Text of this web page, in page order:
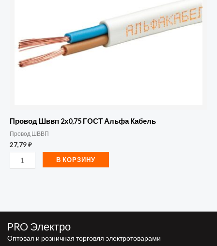
Провод Шввп 2х0,75 ГОСТ Альфа Кабель
Провод ШВВП
27,79₽
В КОРЗИНУ
PRO Электро
Оптовая и розничная торговля электротоварами